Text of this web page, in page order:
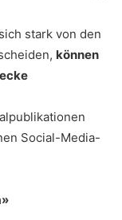
stark von den
können
Social-Media-
»